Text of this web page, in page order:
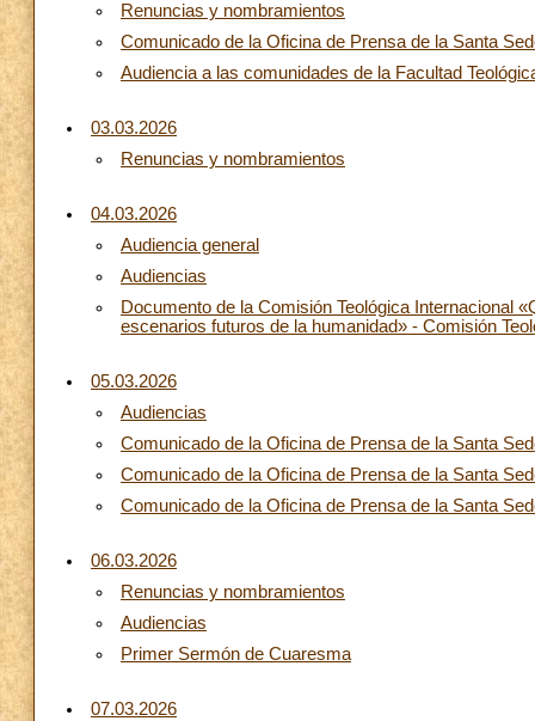
Renuncias y nombramientos
Comunicado de la Oficina de Prensa de la Santa
Audiencia a las comunidades de la Facultad
03.03.2026
Renuncias y nombramientos
04.03.2026
Audiencia general
Audiencias
Documento de la Comisión Teológica Internacional
escenarios futuros de la humanidad» - Comisión
05.03.2026
Audiencias
Comunicado de la Oficina de Prensa de la Santa
Comunicado de la Oficina de Prensa de la Santa
Comunicado de la Oficina de Prensa de la Santa
06.03.2026
Renuncias y nombramientos
Audiencias
Primer Sermón de Cuaresma
07.03.2026